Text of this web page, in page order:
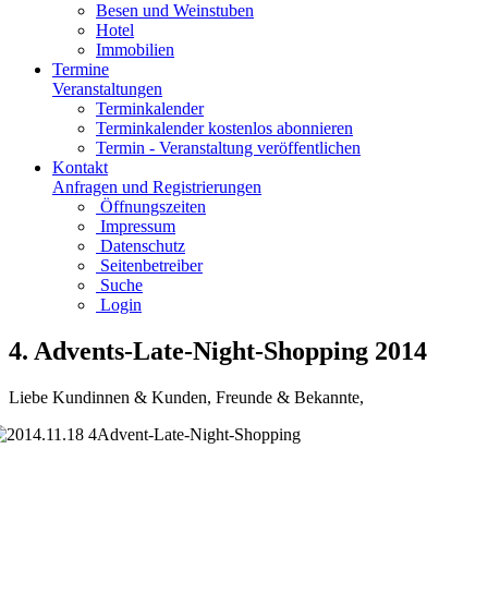
Besen und Weinstuben
Hotel
Immobilien
Termine
Veranstaltungen
Terminkalender
Terminkalender kostenlos abonnieren
Termin - Veranstaltung veröffentlichen
Kontakt
Anfragen und Registrierungen
Öffnungszeiten
Impressum
Datenschutz
Seitenbetreiber
Suche
Login
4. Advents-Late-Night-Shopping 2014
Liebe Kundinnen & Kunden, Freunde & Bekannte,